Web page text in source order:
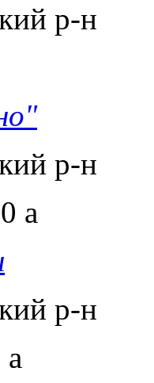
р-н
р-н
a
р-н
a